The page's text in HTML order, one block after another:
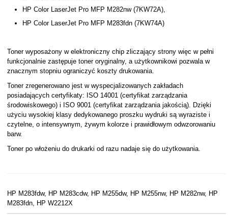
HP Color LaserJet Pro MFP M282nw (7KW72A),
HP Color LaserJet Pro MFP M283fdn (7KW74A)
Toner wyposażony w elektroniczny chip zliczający strony więc w pełni
funkcjonalnie zastępuje toner oryginalny, a użytkownikowi pozwala w
znacznym stopniu ograniczyć koszty drukowania.
Toner zregenerowano jest w wyspecjalizowanych zakładach
posiadających certyfikaty: ISO 14001 (certyfikat zarządzania
środowiskowego) i ISO 9001 (certyfikat zarządzania jakością). Dzięki
użyciu wysokiej klasy dedykowanego proszku wydruki są wyraziste i
czytelne, o intensywnym, żywym kolorze i prawidłowym odwzorowaniu
barw.
Toner po włożeniu do drukarki od razu nadaje się do użytkowania.
HP M283fdw, HP M283cdw, HP M255dw, HP M255nw, HP M282nw, HP
M283fdn, HP W2212X